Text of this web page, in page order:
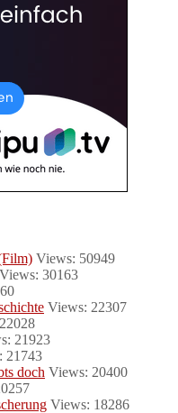
Views: 50949
Views: 30163
Views: 22307
21923
21743
doch Views: 20400
Views: 18286